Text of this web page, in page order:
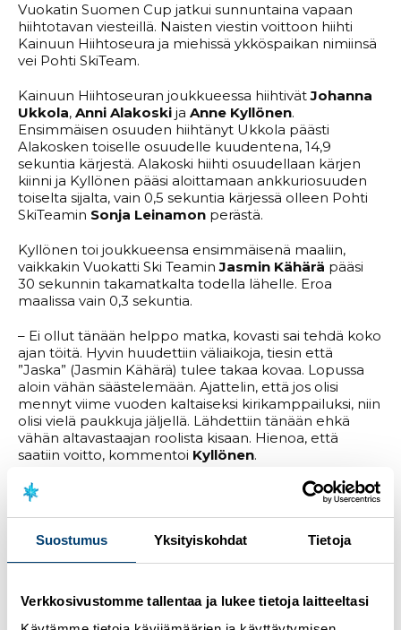
Suostumus Yksityiskohdat Tietoja
Verkkosivustomme tallentaa ja lukee tietoja laitteeltasi
Vuokatin Suomen Cup jatkui sunnuntaina vapaan
hiihtotavan viesteillä. Naisten viestin voittoon hiihti
Kainuun Hiihtoseura ja miehissä ykköspaikan nimiinsä
vei Pohti SkiTeam.
Kainuun Hiihtoseuran joukkueessa hiihtivätJohanna
Ukkola, Anni Alakoski ja Anne Kyllönen.
Ensimmäisen osuuden hiihtänyt Ukkola päästi
Alakosken toiselle osuudelle kuudentena, 14,9
sekuntia kärjestä. Alakoski hiihti osuudellaan kärjen
kiinni ja Kyllönen pääsi aloittamaan ankkuriosuuden
toiselta sijalta, vain 0,5 sekuntia kärjessä olleen Pohti
SkiTeamin Sonja Leinamon perästä.
Kyllönen toi joukkueensa ensimmäisenä maaliin,
vaikkakin Vuokatti Ski TeaminJasmin Kähärä pääsi
30 sekunnin takamatkalta todella lähelle. Eroa
maalissa vain 0,3 sekuntia.
– Ei ollut tänään helppo matka, kovasti sai tehdä koko
ajan töitä. Hyvin huudettiin väliaikoja, tiesin että
”Jaska” (Jasmin Kähärä) tulee takaa kovaa. Lopussa
aloin vähän säästelemään. Ajattelin, että jos olisi
mennyt viime vuoden kaltaiseksi kirikamppailuksi, niin
olisi vielä paukkuja jäljellä. Lähdettiin tänään ehkä
vähän altavastaajan roolista kisaan. Hienoa, että
saatiin voitto, kommentoi Kyllönen.
Toiseksi hiihtäneessä Vuokatti Ski Teamissä hiihtivät
Kähärän lisäksi 18-vuotias
Teho Ski Team Iisalmi, jolle podiumsijoitus oli
seurahistorian ensimmäinen. Joukkueessa
Ryytty